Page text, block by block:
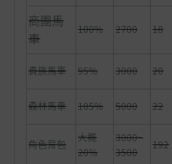
商團馬
車
100% 2700 18
貴族馬車 95% 3000 20
森林馬車 105% 5000 22
角色背包
大概
20%
3000~
3500
192